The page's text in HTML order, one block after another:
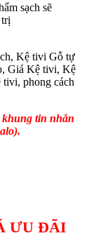
sạch sẽ
Kệ tivi Gỗ tự
Giá Kệ tivi, Kệ
phong cách
khung tin nhắn
ƯU ĐÃI